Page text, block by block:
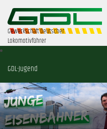
Gewerkschaft Deutscher
Lokomotivführer
GDL-Jugend